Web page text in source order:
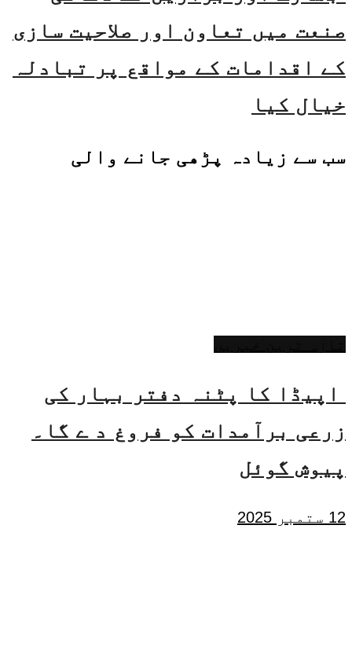
صنعت میں تعاون اور صلاحیت سازی
کے اقدامات کے مواقع پر تبادلہ
خیال کیا
سب سے زیادہ پڑھی جانے والی
اپیڈا کا پٹنہ دفتر بہار کی
زرعی برآمدات کو فروغ د ے گا۔
پیوش گوئل
12 ستمبر 2025